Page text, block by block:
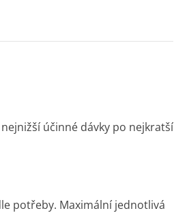
účinné dávky po nejkratší
potřeby. Maximální jednotlivá